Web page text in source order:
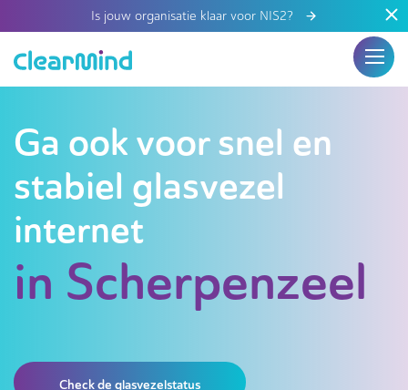
Is jouw organisatie klaar voor NIS2?
Ga ook voor snel en
stabiel glasvezel
internet
in Scherpenzeel
Check de glasvezelstatus